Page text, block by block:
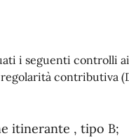
i seguenti controlli ai
regolarità contributiva
itinerante , tipo B;